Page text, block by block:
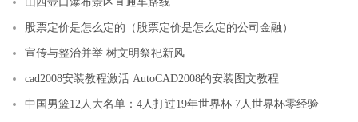
股票定价是怎么定的（股票定价是怎么定的公司金融）
宣传与整治并举 树文明祭祀新风
cad2008安装教程激活 AutoCAD2008的安装图文教程
中国男篮12人大名单：4人打过19年世界杯 7人世界杯零经验